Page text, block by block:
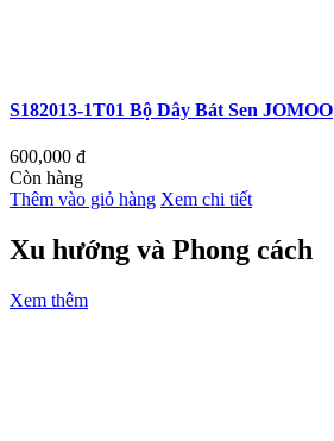
S182013-1T01 Bộ Dây Bát Sen JOMOO
600,000 đ
Còn hàng
Thêm vào giỏ hàng Xem chi tiết
Xu hướng và Phong cách
Xem thêm